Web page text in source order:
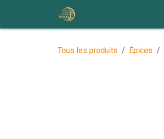
Se rendre au contenu
Tous les produits Épices